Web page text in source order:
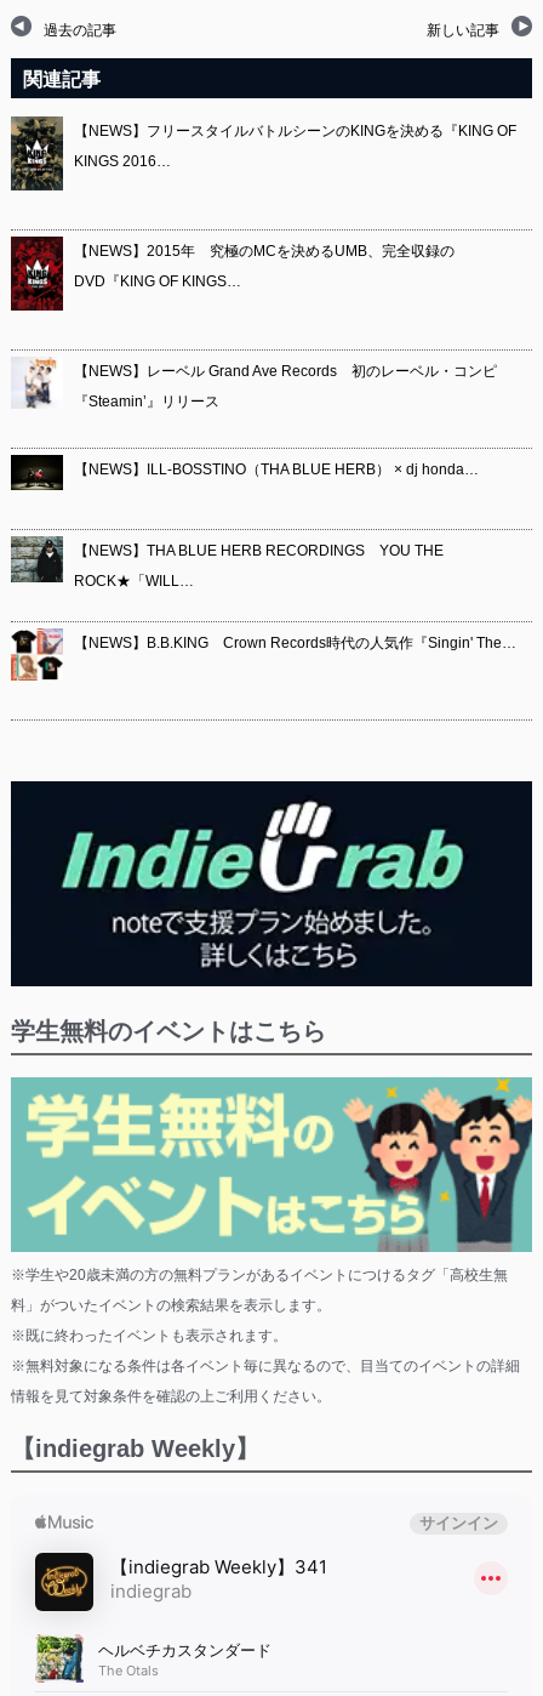
過去の記事 新しい記事
関連記事
【NEWS】フリースタイルバトルシーンのKINGを決める『KING OF
KINGS 2016…
【NEWS】2015年 究極のMCを決めるUMB、完全収録の
DVD『KING OF KINGS…
【NEWS】レーベル Grand Ave Records 初のレーベル・コンピ
『Steamin’』リリース
【NEWS】ILL-BOSSTINO（THA BLUE HERB） × dj honda…
【NEWS】THA BLUE HERB RECORDINGS YOU THE
ROCK★「WILL…
【NEWS】B.B.KING Crown Records時代の人気作『Singin' The…
学生無料のイベントはこちら
※学生や20歳未満の方の無料プランがあるイベントにつけるタグ「高校生無
料」がついたイベントの検索結果を表示します。
※既に終わったイベントも表示されます。
※無料対象になる条件は各イベント毎に異なるので、目当てのイベントの詳細
情報を見て対象条件を確認の上ご利用ください。
【indiegrab Weekly】